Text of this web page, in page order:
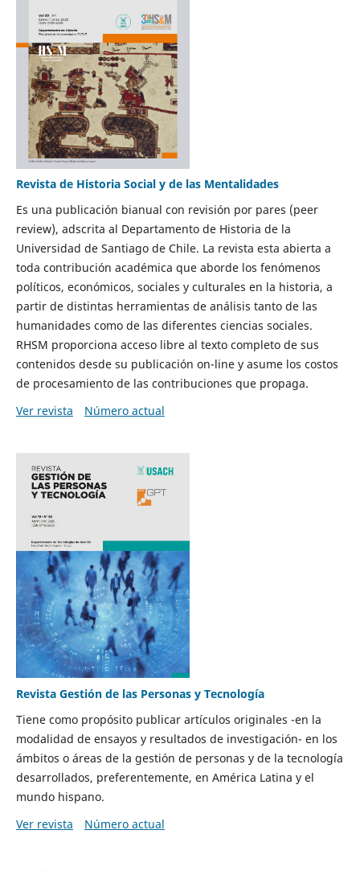
Revista de Historia Social y de las Mentalidades
Es una publicación bianual con revisión por pares (peer
review), adscrita al Departamento de Historia de la
Universidad de Santiago de Chile. La revista esta abierta a
toda contribución académica que aborde los fenómenos
políticos, económicos, sociales y culturales en la historia, a
partir de distintas herramientas de análisis tanto de las
humanidades como de las diferentes ciencias sociales.
RHSM proporciona acceso libre al texto completo de sus
contenidos desde su publicación on-line y asume los costos
de procesamiento de las contribuciones que propaga.
Ver revista
Número actual
Revista Gestión de las Personas y Tecnología
Tiene como propósito publicar artículos originales -en la
modalidad de ensayos y resultados de investigación- en los
ámbitos o áreas de la gestión de personas y de la tecnología
desarrollados, preferentemente, en América Latina y el
mundo hispano.
Ver revista
Número actual